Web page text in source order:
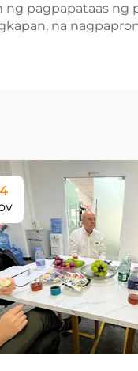
ng pagpapataas
na